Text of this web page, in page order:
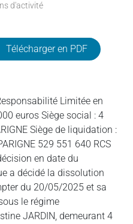
d'activité
Télécharger en PDF
Limitée en
euros Siège social : 4
Siège de liquidation :
529 551 640 RCS
en date du
a décidé la dissolution
du 20/05/2025 et sa
le régime
JARDIN, demeurant 4